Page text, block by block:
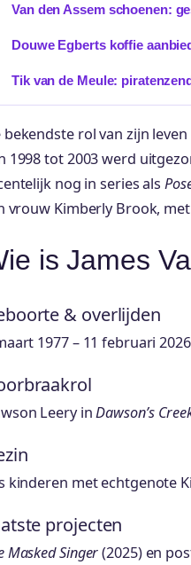
Van den Assem schoenen:
Douwe Egberts koffie
Tik van de Meule:
bekendste rol van zijn
1998 tot 2003 werd
nog in series als
vrouw Kimberly Brook,
is James
& overlijden
1977 – 11 februari
Leery inDawson’s
kinderen met echtgenote
projecten
Masked Singer(2025) en